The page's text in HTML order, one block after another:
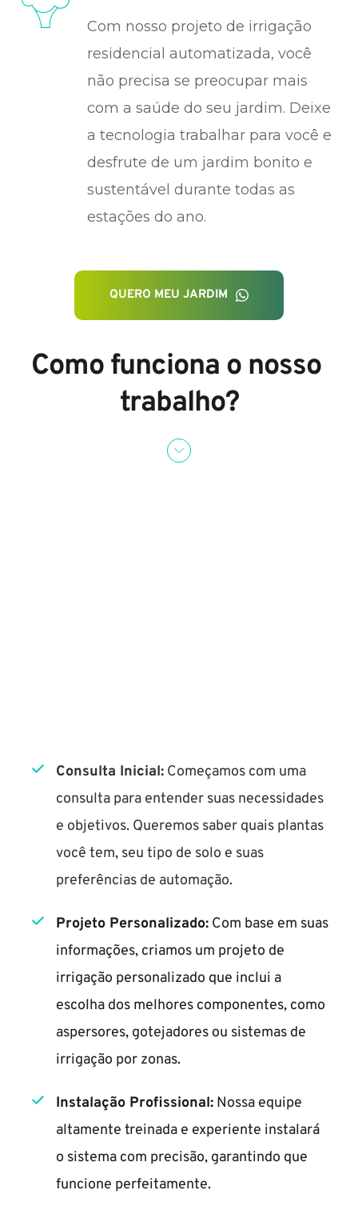
Com nosso projeto de irrigação
residencial automatizada, você
não precisa se preocupar mais
com a saúde do seu jardim. Deixe
a tecnologia trabalhar para você e
desfrute de um jardim bonito e
sustentável durante todas as
estações do ano.
QUERO MEU JARDIM
Como funciona o nosso
trabalho?
Consulta Inicial: Começamos com uma
consulta para entender suas necessidades
e objetivos. Queremos saber quais plantas
você tem, seu tipo de solo e suas
preferências de automação.
Projeto Personalizado: Com base em suas
informações, criamos um projeto de
irrigação personalizado que inclui a
escolha dos melhores componentes, como
aspersores, gotejadores ou sistemas de
irrigação por zonas.
Instalação Profissional: Nossa equipe
altamente treinada e experiente instalará
o sistema com precisão, garantindo que
funcione perfeitamente.